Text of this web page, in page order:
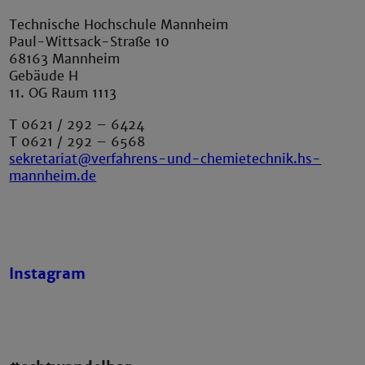
Technische Hochschule Mannheim
Paul-Wittsack-Straße 10
68163 Mannheim
Gebäude H
11. OG Raum 1113
T 0621 / 292 – 6424
T 0621 / 292 – 6568
sekretariat@verfahrens-und-chemietechnik.hs-
mannheim.de
Instagram